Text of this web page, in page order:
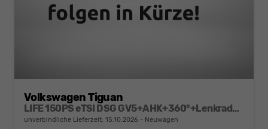
Volkswagen Tiguan
LIFE 150PS eTSI DSG GV5+AHK+360°+Lenkradheiz+IQ.Drive+ACC+App+eHeck+LED
unverbindliche Lieferzeit: 15.10.2026 Neuwagen